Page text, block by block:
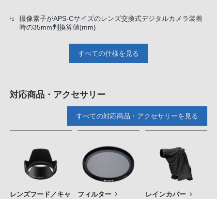
*1
撮像素子がAPS-Cサイズのレンズ交換式デジタルカメラ装着
時の35mm判換算値(mm)
すべての仕様を見る
対応商品・アクセサリー
すべての対応商品・アクセサリーを見る
レンズフード／キャ
フィルター レインカバー